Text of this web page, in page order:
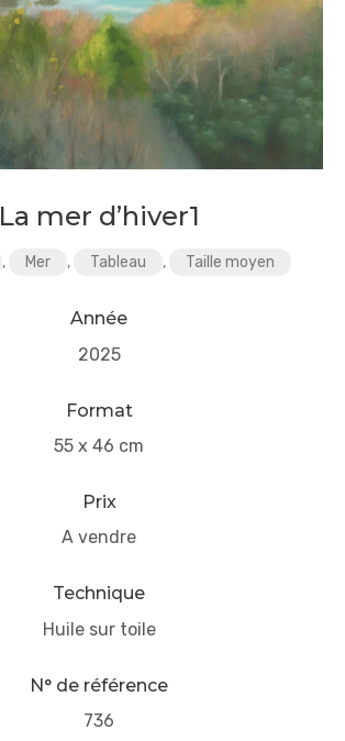
La mer d’hiver1
, Mer , Tableau , Taille moyen
Année
2025
Format
55 x 46 cm
Prix
A vendre
Technique
Huile sur toile
N° de référence
736